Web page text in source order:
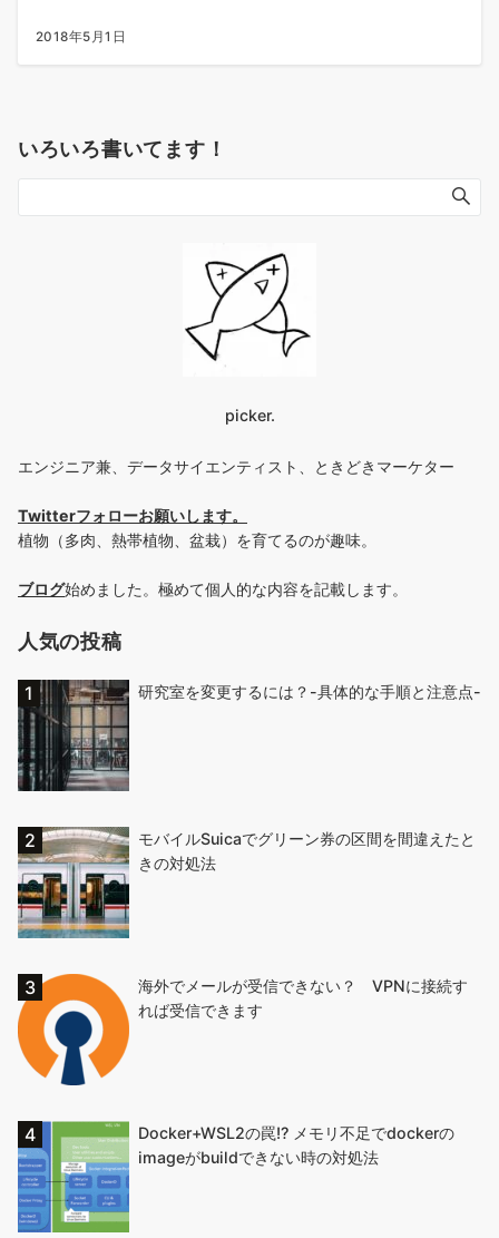
2018年5月1日
いろいろ書いてます！
picker.
エンジニア兼、データサイエンティスト、ときどきマーケター
Twitterフォローお願いします。
植物（多肉、熱帯植物、盆栽）を育てるのが趣味。
ブログ始めました。極めて個人的な内容を記載します。
人気の投稿
研究室を変更するには？-具体的な手順と注意点-
モバイルSuicaでグリーン券の区間を間違えたと
きの対処法
海外でメールが受信できない？ VPNに接続す
れば受信できます
Docker+WSL2の罠!? メモリ不足でdockerの
imageがbuildできない時の対処法